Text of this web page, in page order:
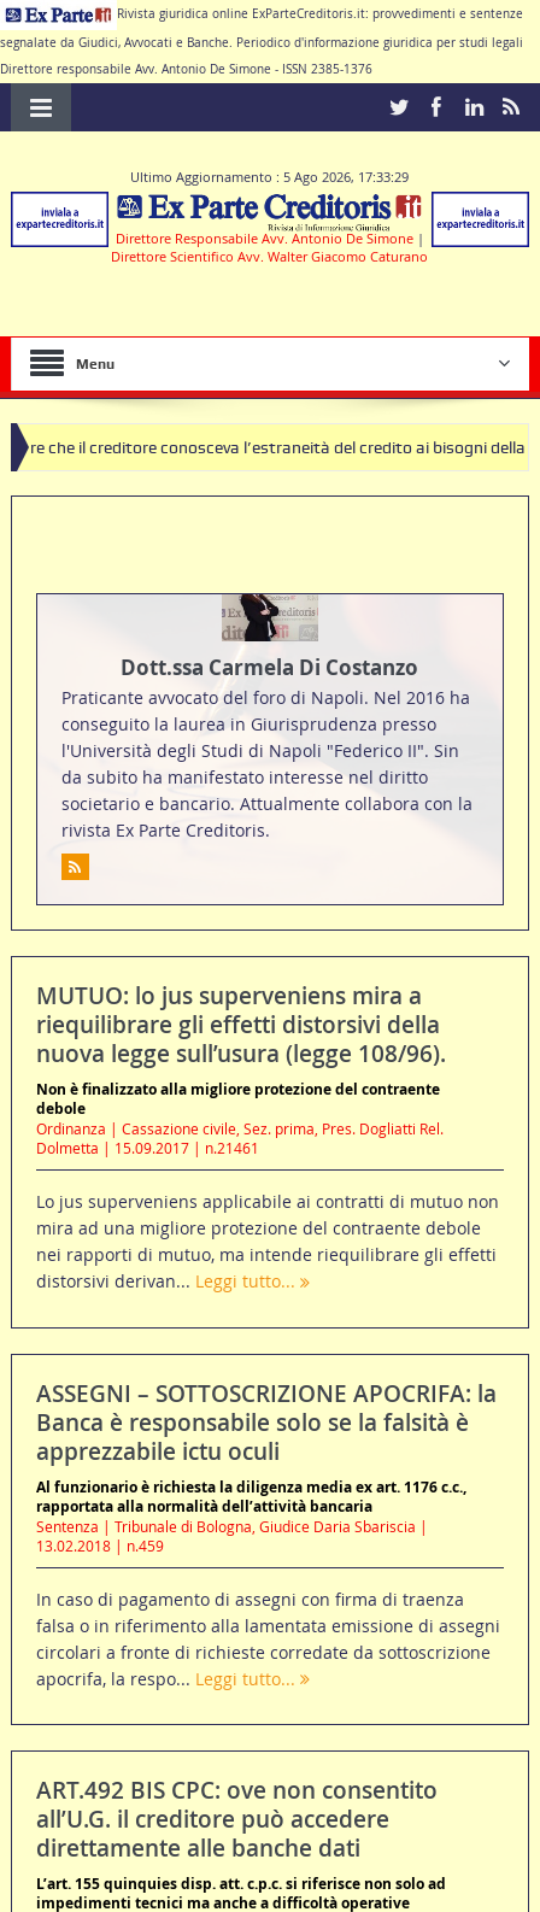
Rivista giuridica online ExParteCreditoris.it: provvedimenti e sentenze
segnalate da Giudici, Avvocati e Banche. Periodico d'informazione giuridica per studi legali
Direttore responsabile Avv. Antonio De Simone - ISSN 2385-1376
Ultimo Aggiornamento : 5 Ago 2026, 17:33:29
Direttore Responsabile Avv. Antonio De Simone |
Direttore Scientifico Avv. Walter Giacomo Caturano
Menu
conosceva l’estraneità del credito ai bisogni della famiglia
nulle deve produrre il contratto di conto corrente
Dott.ssa Carmela Di Costanzo
Praticante avvocato del foro di Napoli. Nel 2016 ha
conseguito la laurea in Giurisprudenza presso
l'Università degli Studi di Napoli "Federico II". Sin
da subito ha manifestato interesse nel diritto
societario e bancario. Attualmente collabora con la
rivista Ex Parte Creditoris.
MUTUO: lo jus superveniens mira a
riequilibrare gli effetti distorsivi della
nuova legge sull’usura (legge 108/96).
Non è finalizzato alla migliore protezione del contraente
debole
Ordinanza | Cassazione civile, Sez. prima, Pres. Dogliatti Rel.
Dolmetta | 15.09.2017 | n.21461
Lo jus superveniens applicabile ai contratti di mutuo non
mira ad una migliore protezione del contraente debole
nei rapporti di mutuo, ma intende riequilibrare gli effetti
distorsivi derivan... Leggi tutto...
ASSEGNI – SOTTOSCRIZIONE APOCRIFA: la
Banca è responsabile solo se la falsità è
apprezzabile ictu oculi
Al funzionario è richiesta la diligenza media ex art. 1176 c.c.,
rapportata alla normalità dell’attività bancaria
Sentenza | Tribunale di Bologna, Giudice Daria Sbariscia |
13.02.2018 | n.459
In caso di pagamento di assegni con firma di traenza
falsa o in riferimento alla lamentata emissione di assegni
circolari a fronte di richieste corredate da sottoscrizione
apocrifa, la respo... Leggi tutto...
ART.492 BIS CPC: ove non consentito
all’U.G. il creditore può accedere
direttamente alle banche dati
L’art. 155 quinquies disp. att. c.p.c. si riferisce non solo ad
impedimenti tecnici ma anche a difficoltà operative